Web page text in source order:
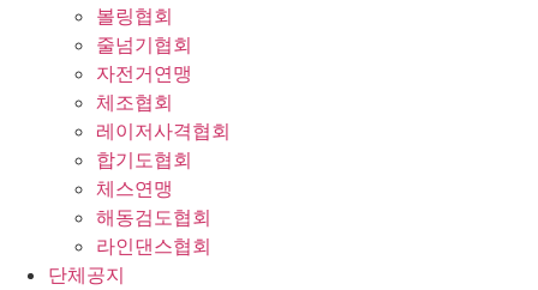
볼링협회
줄넘기협회
자전거연맹
체조협회
레이저사격협회
합기도협회
체스연맹
해동검도협회
라인댄스협회
단체공지